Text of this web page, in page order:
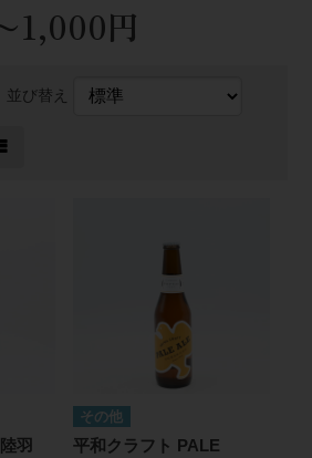
1,000円
並び替え
羽
その他
平和クラフト PALE